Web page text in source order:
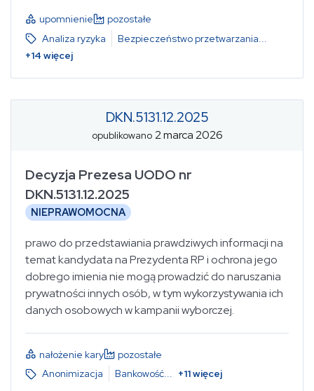
upomnienie
pozostałe
Analiza ryzyka
Bezpieczeństwo przetwarzania
+14 więcej
DKN.5131.12.2025
opublikowano 2 marca 2026
Decyzja Prezesa UODO nr
DKN.5131.12.2025
NIEPRAWOMOCNA
prawo do przedstawiania prawdziwych informacji na
temat kandydata na Prezydenta RP i ochrona jego
dobrego imienia nie mogą prowadzić do naruszania
prywatności innych osób, w tym wykorzystywania ich
danych osobowych w kampanii wyborczej.
nałożenie kary
pozostałe
Anonimizacja
Bankowość... +11więcej